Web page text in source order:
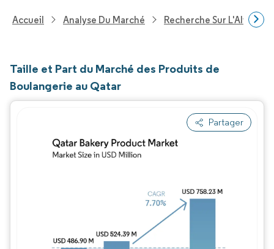
Accueil Analyse Du Marché Recherche Sur
Taille et Part du Marché des Produits de
Boulangerie au Qatar
Partager